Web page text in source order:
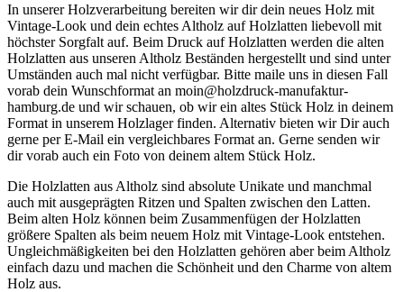
In unserer Holzverarbeitung bereiten wir dir dein neues Holz mit
Vintage-Look und dein echtes Altholz auf Holzlatten liebevoll mit
höchster Sorgfalt auf. Beim Druck auf Holzlatten werden die alten
Holzlatten aus unseren Altholz Beständen hergestellt und sind unter
Umständen auch mal nicht verfügbar. Bitte maile uns in diesen Fall
vorab dein Wunschformat an moin@holzdruck-manufaktur-
hamburg.de und wir schauen, ob wir ein altes Stück Holz in deinem
Format in unserem Holzlager finden. Alternativ bieten wir Dir auch
gerne per E-Mail ein vergleichbares Format an. Gerne senden wir
dir vorab auch ein Foto von deinem altem Stück Holz.
Die Holzlatten aus Altholz sind absolute Unikate und manchmal
auch mit ausgeprägten Ritzen und Spalten zwischen den Latten.
Beim alten Holz können beim Zusammenfügen der Holzlatten
größere Spalten als beim neuem Holz mit Vintage-Look entstehen.
Ungleichmäßigkeiten bei den Holzlatten gehören aber beim Altholz
einfach dazu und machen die Schönheit und den Charme von altem
Holz aus.